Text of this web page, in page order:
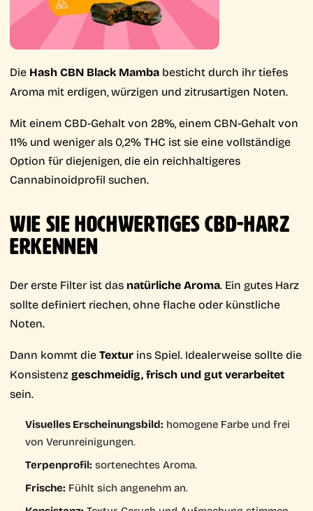
Die Hash CBN Black Mamba besticht durch ihr tiefes
Aroma mit erdigen, würzigen und zitrusartigen Noten.
Mit einem CBD-Gehalt von 28%, einem CBN-Gehalt von
11% und weniger als 0,2% THC ist sie eine vollständige
Option für diejenigen, die ein reichhaltigeres
Cannabinoidprofil suchen.
WIE SIE HOCHWERTIGES CBD-HARZ
ERKENNEN
Der erste Filter ist das natürliche Aroma. Ein gutes Harz
sollte definiert riechen, ohne flache oder künstliche
Noten.
Dann kommt dieTextur ins Spiel. Idealerweise sollte die
Konsistenzgeschmeidig, frisch und gut verarbeitet
sein.
Visuelles Erscheinungsbild: homogene Farbe und frei
von Verunreinigungen.
Terpenprofil:sortenechtes Aroma.
Frische: Fühlt sich angenehm an.